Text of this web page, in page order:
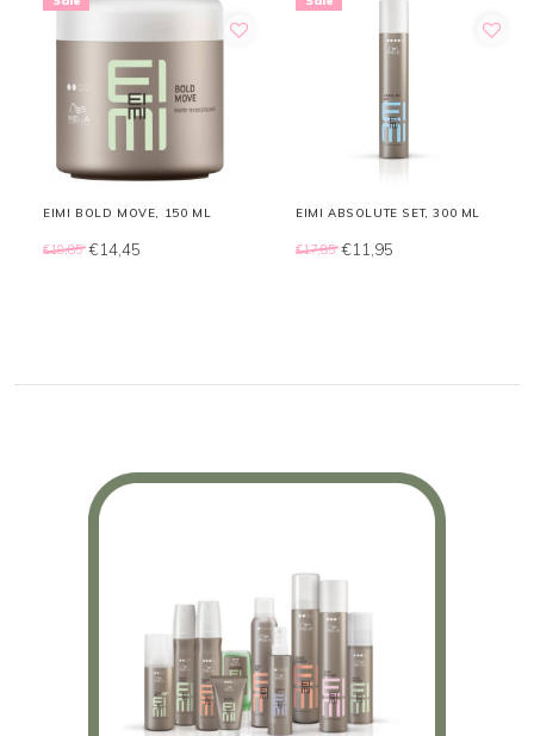
EIMI BOLD MOVE, 150 ML
€18,85 €14,45
EIMI ABSOLUTE SET, 300 ML
€17,85 €11,95